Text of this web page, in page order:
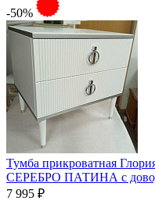
-50%
Тумба прикроватная
СЕРЕБРО ПАТИНА с
7 995 ₽